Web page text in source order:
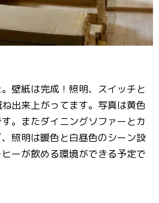
壁紙は完成！照明、スイッチと
出来上がってます。写真は黄色
。またダイニングソファーとカ
照明は暖色と白昼色のシーン設
ーが飲める環境ができる予定で